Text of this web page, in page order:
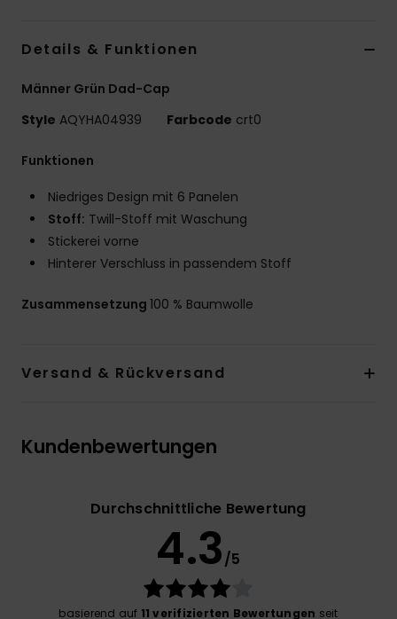
Details & Funktionen
Männer Grün Dad-Cap
Style AQYHA04939 Farbcode crt0
Funktionen
Niedriges Design mit 6 Panelen
Stoff: Twill-Stoff mit Waschung
Stickerei vorne
Hinterer Verschluss in passendem Stoff
Zusammensetzung 100 % Baumwolle
Versand & Rückversand
Kundenbewertungen
Durchschnittliche Bewertung
4.3/5
basierend auf 11 verifizierten Bewertungen seit